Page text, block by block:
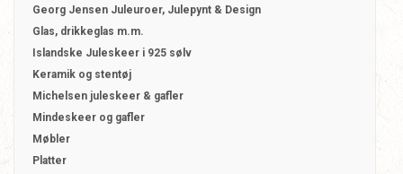
Georg Jensen Juleuroer, Julepynt & Design
Glas, drikkeglas m.m.
Islandske Juleskeer i 925 sølv
Keramik og stentøj
Michelsen juleskeer & gafler
Mindeskeer og gafler
Møbler
Platter